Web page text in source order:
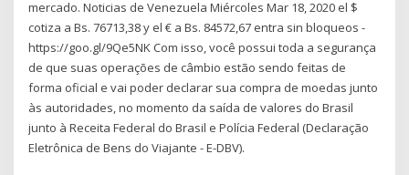
mercado. Noticias de Venezuela Miércoles Mar 18, 2020 el $
cotiza a Bs. 76713,38 y el € a Bs. 84572,67 entra sin bloqueos -
https://goo.gl/9Qe5NK Com isso, você possui toda a segurança
de que suas operações de câmbio estão sendo feitas de
forma oficial e vai poder declarar sua compra de moedas junto
às autoridades, no momento da saída de valores do Brasil
junto à Receita Federal do Brasil e Polícia Federal (Declaração
Eletrônica de Bens do Viajante - E-DBV).